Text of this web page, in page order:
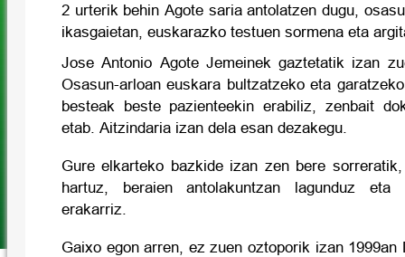
2 urterik behin Agote saria antolatzen dugu,
ikasgaietan, euskarazko testuen sormena eta
Jose Antonio Agote Jemeinek gaztetatik izan
Osasun-arloan euskara bultzatzeko eta
besteak beste pazienteekin erabiliz, zenbait
etab. Aitzindaria izan dela esan dezakegu.
Gure elkarteko bazkide izan zen bere
hartuz, beraien antolakuntzan lagunduz eta
erakarriz.
Gaixo egon arren, ez zuen oztoporik izan 1999an